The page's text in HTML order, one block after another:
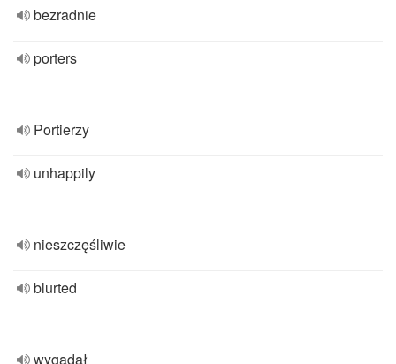
bezradnie
porters
Portierzy
unhappily
nieszczęśliwie
blurted
wygadał